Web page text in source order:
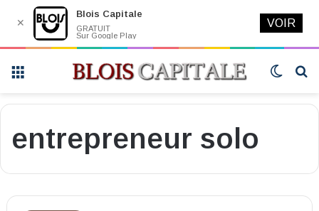
Switch
entrepreneur solo
✕
Blois Capitale
GRATUIT
Sur Google Play
VOIR